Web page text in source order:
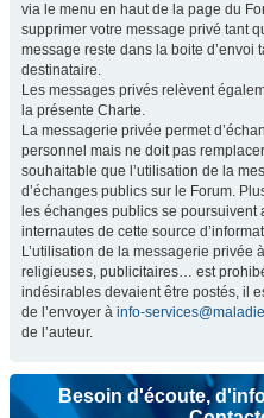
via le menu en haut de la page du
supprimer votre message privé tant
message reste dans la boite d’envoi
destinataire.
Les messages privés relèvent
la présente Charte.
La messagerie privée permet
personnel mais ne doit pas
souhaitable que l’utilisation de la
d’échanges publics sur le Forum.
les échanges publics se
internautes de cette source
L’utilisation de la messagerie privée
religieuses, publicitaires… est
indésirables devaient être postés, il
de l’envoyer à info-
de l’auteur.
Besoin d'écoute,